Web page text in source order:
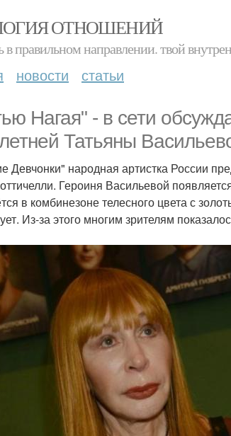
ОТНОШЕНИЙ
в правильном направлении. твой
новости статьи
Нагая" - в сети
Татьяны
Девчонки" народная артистка России
Героиня Васильевой
в комбинезоне телесного цвета с
Из-за этого многим зрителям